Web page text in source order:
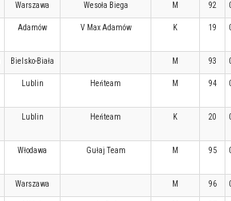
Warszawa Wesoła Biega M 92
Adamów V Max Adamów K 19
Bielsko-Biała M 93
Lublin Heńteam M 94
Lublin Heńteam K 20
Włodawa Gułaj Team M 95
Warszawa M 96